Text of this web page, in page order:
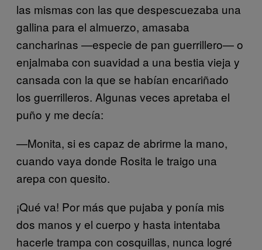
las mismas con las que despescuezaba una
gallina para el almuerzo, amasaba
cancharinas —especie de pan guerrillero— o
enjalmaba con suavidad a una bestia vieja y
cansada con la que se habían encariñado
los guerrilleros. Algunas veces apretaba el
puño y me decía:
—Monita, si es capaz de abrirme la mano,
cuando vaya donde Rosita le traigo una
arepa con quesito.
¡Qué va! Por más que pujaba y ponía mis
dos manos y el cuerpo y hasta intentaba
hacerle trampa con cosquillas, nunca logré